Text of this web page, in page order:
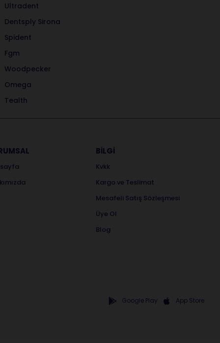
Ultradent
Dentsply Sirona
Spident
Fgm
Woodpecker
Omega
Tealth
BİLGİ
Kvkk
Kargo ve Teslimat
Mesafeli Satış Sözleşmesi
Üye Ol
Blog
Google Play App Store